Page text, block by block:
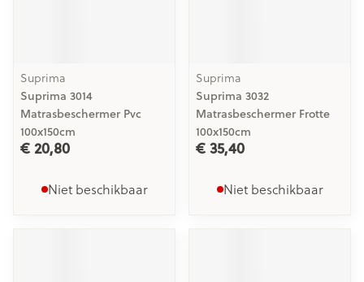
Suprima
Suprima 3014
Matrasbeschermer Pvc
100x150cm
€ 20,80
Niet beschikbaar
Suprima
Suprima 3032
Matrasbeschermer Frotte
100x150cm
€ 35,40
Niet beschikbaar